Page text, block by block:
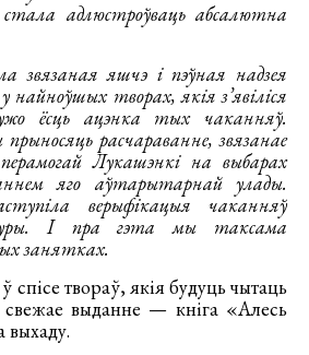
адлюстроўваць абсалютна
звязаная яшчэ і пэўная надзея
найноўшых творах, якія з’явіліся
ёсць ацэнка тых чаканняў.
расчараванне, звязанае
Лукашэнкі на выбарах
яго аўтарытарнай улады.
верыфікацыя чаканняў
І пра гэта мы таксама
занятках.
спісе твораў, якія будуць чытаць
свежае выданне — кніга «Алесь
выхаду.